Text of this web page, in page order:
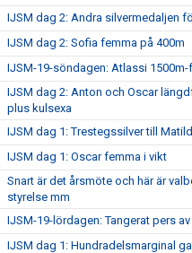
IJSM dag 2: Andra silvermedaljen
IJSM dag 2: Sofia femma på 400m
IJSM-19-söndagen: Atlassi
IJSM dag 2: Anton och Oscar
plus kulsexa
IJSM dag 1: Trestegssilver till
IJSM dag 1: Oscar femma i vikt
Snart är det årsmöte och här är
styrelse mm
IJSM-19-lördagen: Tangerat pers
IJSM dag 1: Hundradelsmarginal